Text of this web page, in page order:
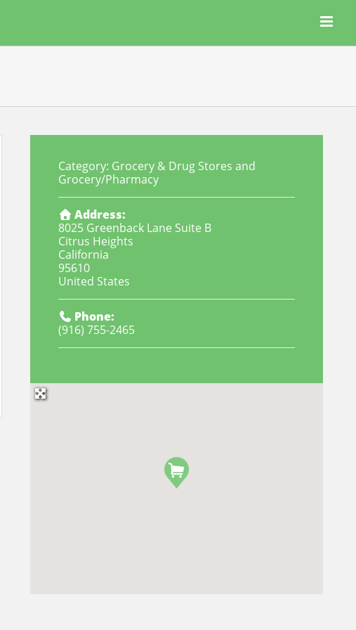
Category: Grocery & Drug Stores and
Grocery/Pharmacy
Address:
8025 Greenback Lane Suite B
Citrus Heights
California
95610
United States
Phone:
(916) 755-2465